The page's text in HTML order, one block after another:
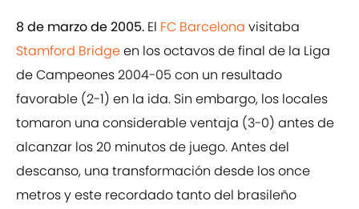
8 de marzo de 2005. El FC Barcelona visitaba
Stamford Bridgeen los octavos de final de la Liga
de Campeones 2004-05 con un resultado
favorable (2-1) en la ida. Sin embargo, los locales
tomaron una considerable ventaja (3-0) antes de
alcanzar los 20 minutos de juego. Antes del
descanso, una transformación desde los once
metros y este recordado tanto del brasileño